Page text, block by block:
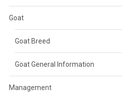
Goat
Goat Breed
Goat General Information
Management